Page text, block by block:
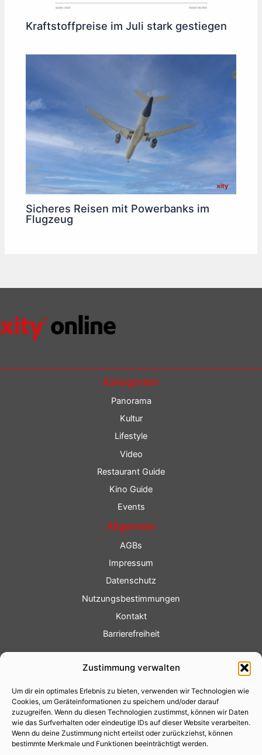
Zustimmung verwalten
Um dir ein optimales Erlebnis zu bieten, verwenden wir Technologien wie
Cookies, um Geräteinformationen zu speichern und/oder darauf
zuzugreifen. Wenn du diesen Technologien zustimmst, können wir Daten
wie das Surfverhalten oder eindeutige IDs auf dieser Website verarbeiten.
Wenn du deine Zustimmung nicht erteilst oder zurückziehst, können
bestimmte Merkmale und Funktionen beeinträchtigt werden.
Kraftstoffpreise im Juli stark gestiegen
Sicheres Reisen mit Powerbanks im
Flugzeug
Kategorien
Panorama
Kultur
Lifestyle
Video
Restaurant Guide
Kino Guide
Events
Allgemein
AGBs
Impressum
Datenschutz
Nutzungsbestimmungen
Kontakt
Barrierefreiheit
Fotoservice
Videoservice
Werbung
Contenterstellung
Lokalnachrichten